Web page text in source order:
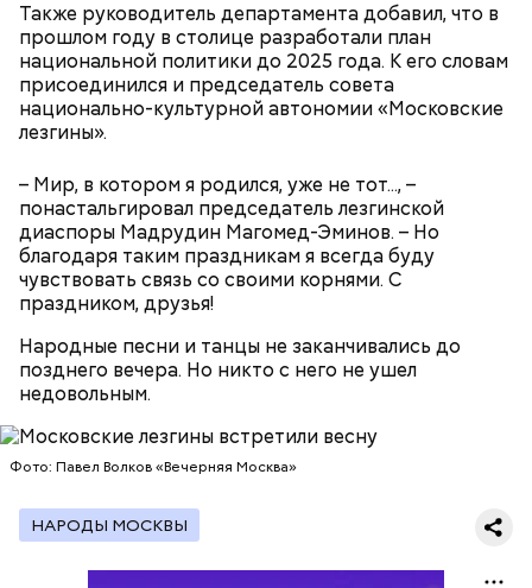
Также руководитель департамента добавил, что в
прошлом году в столице разработали план
национальной политики до 2025 года. К его словам
присоединился и председатель совета
национально-культурной автономии «Московские
лезгины».
– Мир, в котором я родился, уже не тот..., –
понастальгировал председатель лезгинской
диаспоры Мадрудин Магомед-Эминов. – Но
благодаря таким праздникам я всегда буду
чувствовать связь со своими корнями. С
праздником, друзья!
Народные песни и танцы не заканчивались до
позднего вечера. Но никто с него не ушел
недовольным.
Фото: Павел Волков «Вечерняя Москва»
НАРОДЫ МОСКВЫ
А еще, удержав меч палача, святой Николай спас от
смерти трех мужей, невинно осужденных
корыстолюбивым градоначальником.
2-3 картофелины,
1 некрупный помидор,
2 корня сельдерея,
салатная заправка.